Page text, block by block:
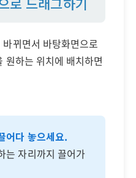
뀌면서 바탕화면으로
원하는 위치에 배치하면
어다 놓으세요.
는 자리까지 끌어가